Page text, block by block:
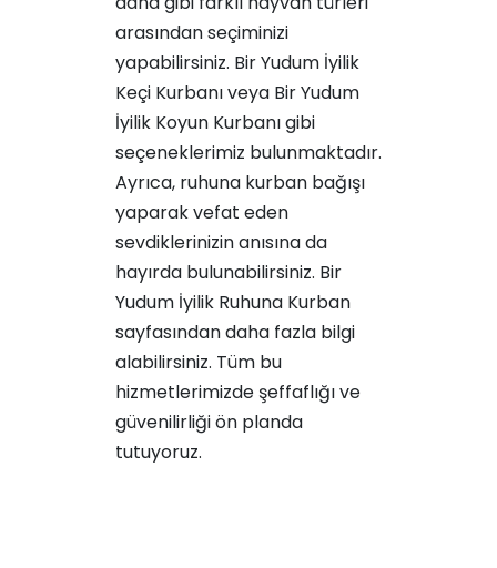
arasından seçiminizi
yapabilirsiniz. Bir Yudum İyilik
Keçi Kurbanıveya Bir Yudum
İyilik Koyun Kurbanıgibi
seçeneklerimiz bulunmaktadır.
Ayrıca, ruhuna kurban bağışı
yaparak vefat eden
sevdiklerinizin anısına da
hayırda bulunabilirsiniz. Bir
Yudum İyilik Ruhuna Kurban
sayfasından daha fazla bilgi
alabilirsiniz. Tüm bu
hizmetlerimizde şeffaflığı ve
güvenilirliği ön planda
tutuyoruz.